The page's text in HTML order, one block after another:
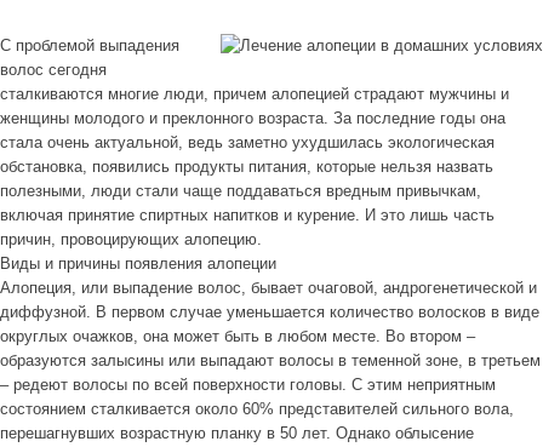
С проблемой выпадения
волос сегодня
сталкиваются многие люди, причем алопецией страдают мужчины и
женщины молодого и преклонного возраста. За последние годы она
стала очень актуальной, ведь заметно ухудшилась экологическая
обстановка, появились продукты питания, которые нельзя назвать
полезными, люди стали чаще поддаваться вредным привычкам,
включая принятие спиртных напитков и курение. И это лишь часть
причин, провоцирующих алопецию.
Виды и причины появления алопеции
Алопеция, или выпадение волос, бывает очаговой, андрогенетической и
диффузной. В первом случае уменьшается количество волосков в виде
округлых очажков, она может быть в любом месте. Во втором –
образуются залысины или выпадают волосы в теменной зоне, в третьем
– редеют волосы по всей поверхности головы. С этим неприятным
состоянием сталкивается около 60% представителей сильного вола,
перешагнувших возрастную планку в 50 лет. Однако облысение